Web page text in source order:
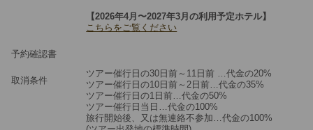
【2026年4月〜2027年3月の利用予定ホテル】
こちらをご覧ください
予約確認書
取消条件
ツアー催行日の30日前～11日前 …代金の20%
ツアー催行日の10日前～2日前…代金の35%
ツアー催行日の1日前…代金の50%
ツアー催行日当日…代金の100%
旅⾏開始後、⼜は無連絡不参加…代金の100%